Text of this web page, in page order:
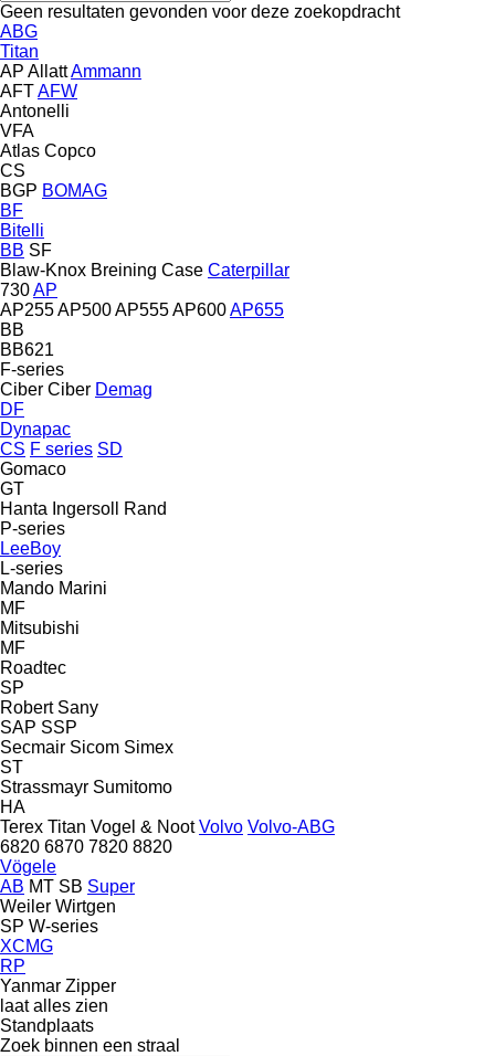
Geen resultaten gevonden voor deze zoekopdracht
ABG
Titan
AP AllattAmmann
AFTAFW
Antonelli
VFA
Atlas Copco
CS
BGP BOMAG
BF
Bitelli
BB SF
Blaw-Knox Breining Case Caterpillar
730AP
AP255AP500AP555AP600AP655
BB
BB621
F-series
Ciber Ciber Demag
DF
Dynapac
CS F series SD
Gomaco
GT
Hanta Ingersoll Rand
P-series
LeeBoy
L-series
Mando Marini
MF
Mitsubishi
MF
Roadtec
SP
Robert Sany
SAP SSP
Secmair Sicom Simex
ST
Strassmayr Sumitomo
HA
Terex Titan Vogel & Noot Volvo Volvo-ABG
6820 6870 7820 8820
Vögele
AB MT SB Super
Weiler Wirtgen
SP W-series
XCMG
RP
Yanmar Zipper
laat alles zien
Standplaats
Zoek binnen een straal